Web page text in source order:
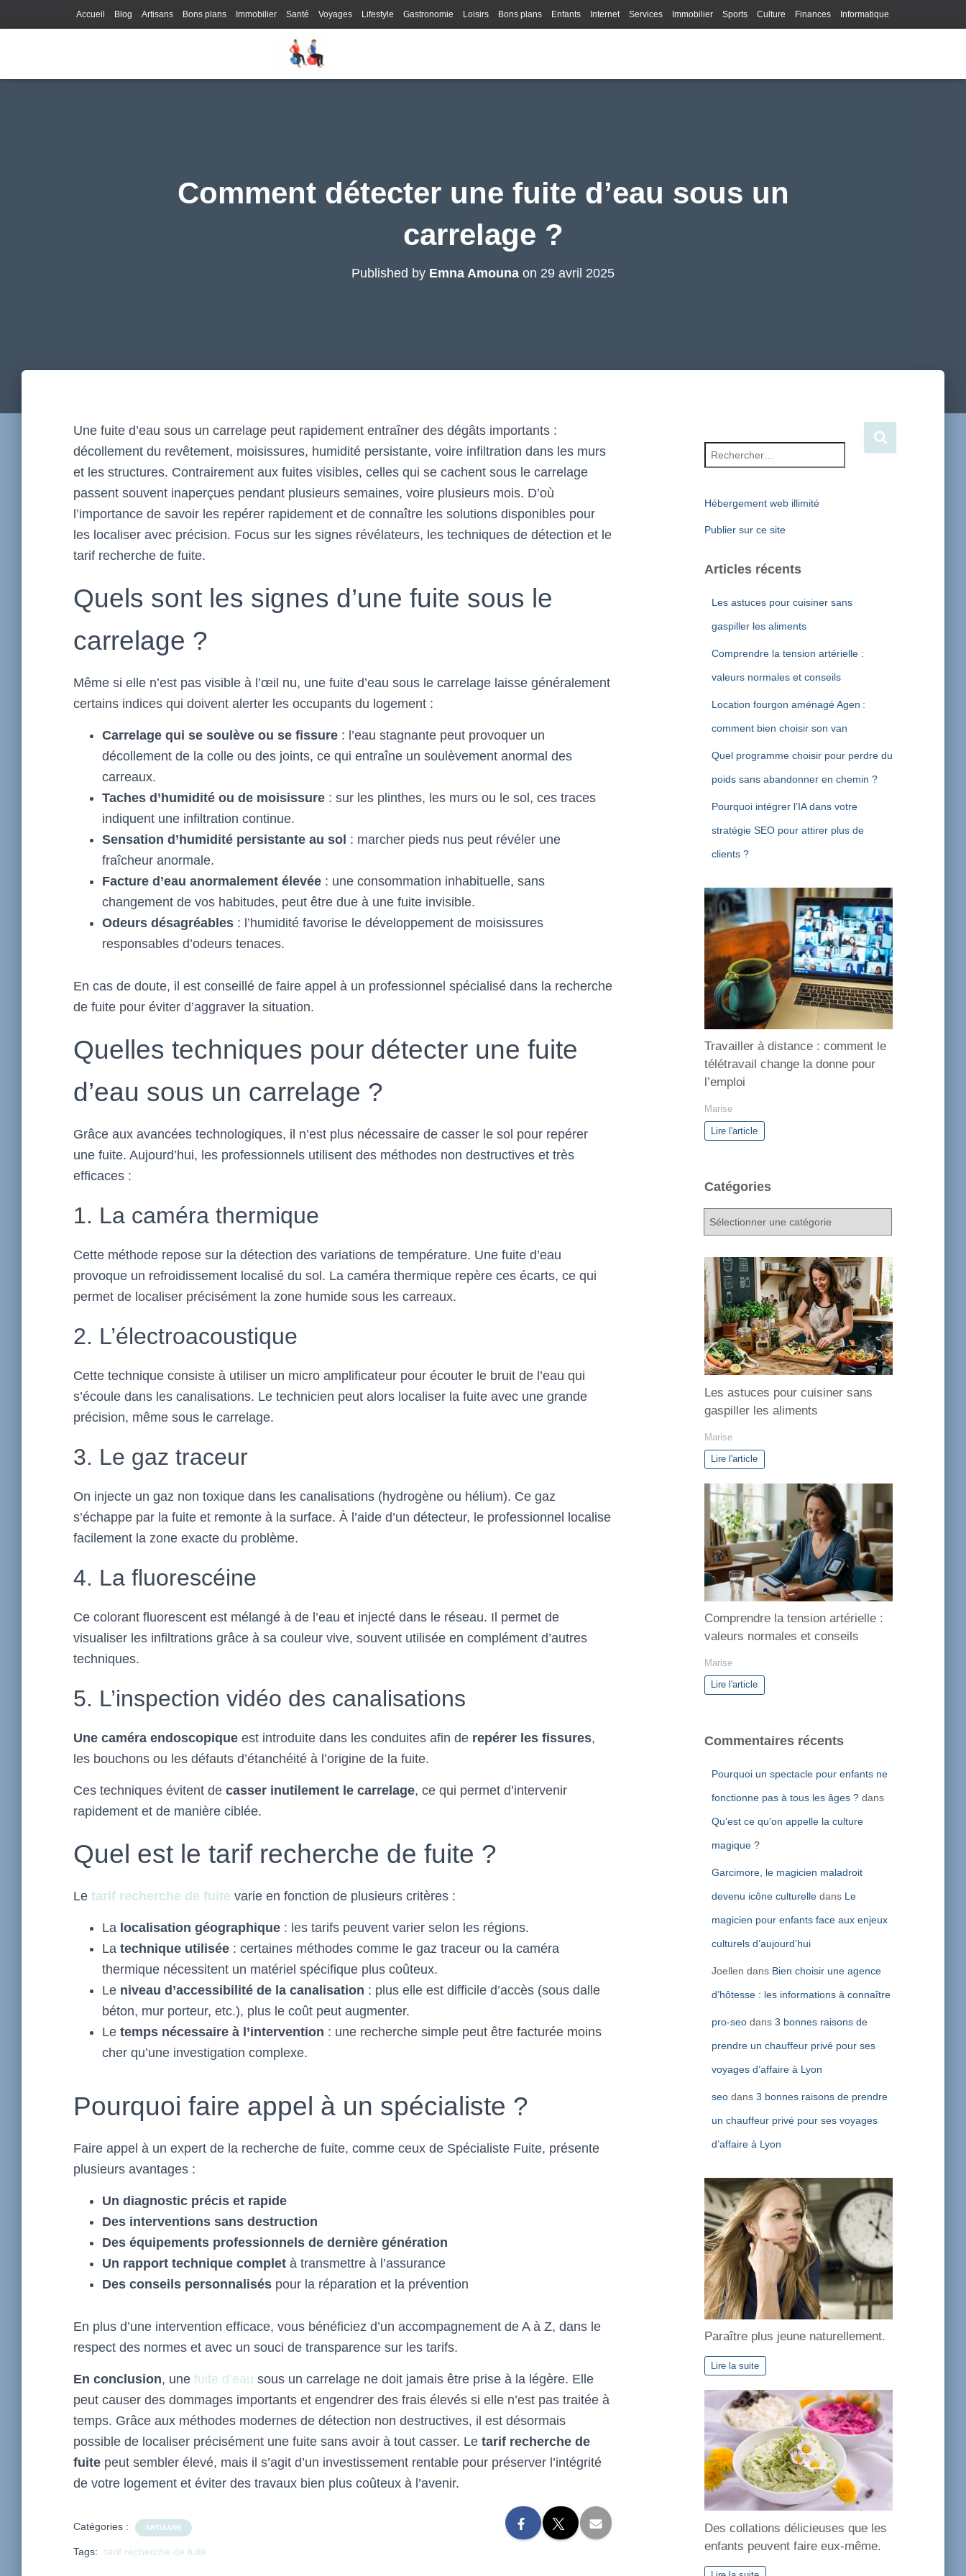
Accueil Blog Artisans Bons plans Immobilier Santé Voyages Lifestyle Gastronomie Loisirs Bons plans Enfants Internet Services Immobilier Sports Culture Finances Informatique
Comment détecter une fuite d’eau sous un
carrelage ?
Published by Emna Amouna on 29 avril 2025
Une fuite d’eau sous un carrelage peut rapidement entraîner des dégâts importants :
décollement du revêtement, moisissures, humidité persistante, voire infiltration dans les murs
et les structures. Contrairement aux fuites visibles, celles qui se cachent sous le carrelage
passent souvent inaperçues pendant plusieurs semaines, voire plusieurs mois. D’où
l’importance de savoir les repérer rapidement et de connaître les solutions disponibles pour
les localiser avec précision. Focus sur les signes révélateurs, les techniques de détection et le
tarif recherche de fuite.
Quels sont les signes d’une fuite sous le
carrelage ?
Même si elle n’est pas visible à l’œil nu, une fuite d’eau sous le carrelage laisse généralement
certains indices qui doivent alerter les occupants du logement :
Carrelage qui se soulève ou se fissure : l’eau stagnante peut provoquer un
décollement de la colle ou des joints, ce qui entraîne un soulèvement anormal des
carreaux.
Taches d’humidité ou de moisissure : sur les plinthes, les murs ou le sol, ces traces
indiquent une infiltration continue.
Sensation d’humidité persistante au sol : marcher pieds nus peut révéler une
fraîcheur anormale.
Facture d’eau anormalement élevée : une consommation inhabituelle, sans
changement de vos habitudes, peut être due à une fuite invisible.
Odeurs désagréables : l’humidité favorise le développement de moisissures
responsables d’odeurs tenaces.
En cas de doute, il est conseillé de faire appel à un professionnel spécialisé dans la recherche
de fuite pour éviter d’aggraver la situation.
Quelles techniques pour détecter une fuite
d’eau sous un carrelage ?
Grâce aux avancées technologiques, il n’est plus nécessaire de casser le sol pour repérer
une fuite. Aujourd’hui, les professionnels utilisent des méthodes non destructives et très
efficaces :
1. La caméra thermique
Cette méthode repose sur la détection des variations de température. Une fuite d’eau
provoque un refroidissement localisé du sol. La caméra thermique repère ces écarts, ce qui
permet de localiser précisément la zone humide sous les carreaux.
2. L’électroacoustique
Cette technique consiste à utiliser un micro amplificateur pour écouter le bruit de l’eau qui
s’écoule dans les canalisations. Le technicien peut alors localiser la fuite avec une grande
précision, même sous le carrelage.
3. Le gaz traceur
On injecte un gaz non toxique dans les canalisations (hydrogène ou hélium). Ce gaz
s’échappe par la fuite et remonte à la surface. À l’aide d’un détecteur, le professionnel localise
facilement la zone exacte du problème.
4. La fluorescéine
Ce colorant fluorescent est mélangé à de l’eau et injecté dans le réseau. Il permet de
visualiser les infiltrations grâce à sa couleur vive, souvent utilisée en complément d’autres
techniques.
5. L’inspection vidéo des canalisations
Une caméra endoscopique est introduite dans les conduites afin de repérer les fissures,
les bouchons ou les défauts d’étanchéité à l’origine de la fuite.
Ces techniques évitent de casser inutilement le carrelage, ce qui permet d’intervenir
rapidement et de manière ciblée.
Quel est le tarif recherche de fuite ?
Le tarif recherche de fuite varie en fonction de plusieurs critères :
La localisation géographique : les tarifs peuvent varier selon les régions.
La technique utilisée : certaines méthodes comme le gaz traceur ou la caméra
thermique nécessitent un matériel spécifique plus coûteux.
Le niveau d’accessibilité de la canalisation : plus elle est difficile d’accès (sous dalle
béton, mur porteur, etc.), plus le coût peut augmenter.
Le temps nécessaire à l’intervention : une recherche simple peut être facturée moins
cher qu’une investigation complexe.
Pourquoi faire appel à un spécialiste ?
Faire appel à un expert de la recherche de fuite, comme ceux de Spécialiste Fuite, présente
plusieurs avantages :
Un diagnostic précis et rapide
Des interventions sans destruction
Des équipements professionnels de dernière génération
Un rapport technique complet à transmettre à l’assurance
Des conseils personnalisés pour la réparation et la prévention
En plus d’une intervention efficace, vous bénéficiez d’un accompagnement de A à Z, dans le
respect des normes et avec un souci de transparence sur les tarifs.
En conclusion, une fuite d’eau sous un carrelage ne doit jamais être prise à la légère. Elle
peut causer des dommages importants et engendrer des frais élevés si elle n’est pas traitée à
temps. Grâce aux méthodes modernes de détection non destructives, il est désormais
possible de localiser précisément une fuite sans avoir à tout casser. Le tarif recherche de
fuite peut sembler élevé, mais il s’agit d’un investissement rentable pour préserver l’intégrité
de votre logement et éviter des travaux bien plus coûteux à l’avenir.
Catégories : ARTISANS
Tags: tarif recherche de fuite
Hébergement web illimité
Publier sur ce site
Articles récents
Les astuces pour cuisiner sans
gaspiller les aliments
Comprendre la tension artérielle :
valeurs normales et conseils
Location fourgon aménagé Agen :
comment bien choisir son van
Quel programme choisir pour perdre du
poids sans abandonner en chemin ?
Pourquoi intégrer l’IA dans votre
stratégie SEO pour attirer plus de
clients ?
Travailler à distance : comment le
télétravail change la donne pour
l’emploi
Marise
Lire l'article
Catégories
C
t
é
g
o
r
i
e
s
Les astuces pour cuisiner sans
gaspiller les aliments
Marise
Lire l'article
Comprendre la tension artérielle :
valeurs normales et conseils
Marise
Lire l'article
Commentaires récents
Pourquoi un spectacle pour enfants ne
fonctionne pas à tous les âges ?dans
Qu’est ce qu’on appelle la culture
magique ?
Garcimore, le magicien maladroit
devenu icône culturelledans Le
magicien pour enfants face aux enjeux
culturels d’aujourd’hui
Joellen dans Bien choisir une agence
d’hôtesse : les informations à connaître
pro-seodans 3 bonnes raisons de
prendre un chauffeur privé pour ses
voyages d’affaire à Lyon
seodans 3 bonnes raisons de prendre
un chauffeur privé pour ses voyages
d’affaire à Lyon
Paraître plus jeune naturellement.
Lire la suite
Des collations délicieuses que les
enfants peuvent faire eux-même.